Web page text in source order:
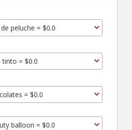
peluche = $0.0
tinto = $0.0
= $0.0
balloon = $0.0